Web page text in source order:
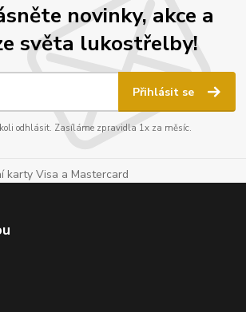
novinky, akce a
světa lukostřelby!
Přihlásit se
odhlásit. Zasíláme zpravidla 1x za měsíc.